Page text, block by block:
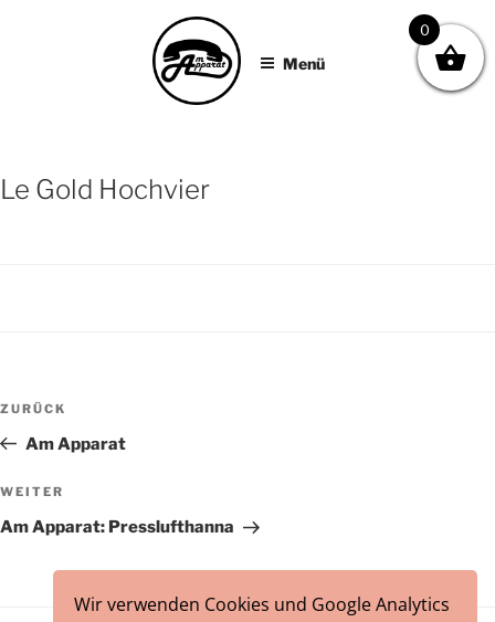
Wir verwenden Cookies und Google Analytics
AM APPARAT
Menü
Le Gold Hochvier
BEITRAGSNAVIGATION
Vorheriger
Beitrag
ZURÜCK
Am Apparat
Nächster
Beitrag
WEITER
Am Apparat: Presslufthanna
0